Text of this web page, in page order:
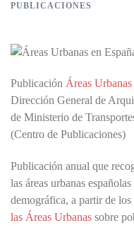
PUBLICACIONES
Publicación Áreas
Dirección General de
de Ministerio de
(Centro de Publicaciones)
Publicación anual que
las áreas urbanas
demográfica, a partir de
las Áreas Urbanas sobre